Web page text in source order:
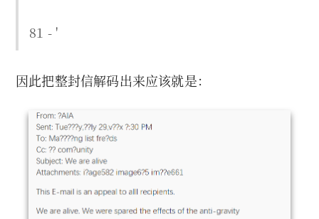
81 - '
因此把整封信解码出来应该就是：